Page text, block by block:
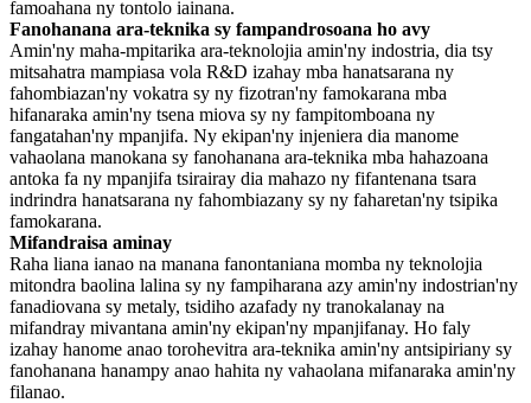
famoahana ny tontolo iainana.
Fanohanana ara-teknika sy fampandrosoana ho avy
Amin'ny maha-mpitarika ara-teknolojia amin'ny indostria, dia tsy
mitsahatra mampiasa vola R&D izahay mba hanatsarana ny
fahombiazan'ny vokatra sy ny fizotran'ny famokarana mba
hifanaraka amin'ny tsena miova sy ny fampitomboana ny
fangatahan'ny mpanjifa. Ny ekipan'ny injeniera dia manome
vahaolana manokana sy fanohanana ara-teknika mba hahazoana
antoka fa ny mpanjifa tsirairay dia mahazo ny fifantenana tsara
indrindra hanatsarana ny fahombiazany sy ny faharetan'ny tsipika
famokarana.
Mifandraisa aminay
Raha liana ianao na manana fanontaniana momba ny teknolojia
mitondra baolina lalina sy ny fampiharana azy amin'ny indostrian'ny
fanadiovana sy metaly, tsidiho azafady ny tranokalanay na
mifandray mivantana amin'ny ekipan'ny mpanjifanay. Ho faly
izahay hanome anao torohevitra ara-teknika amin'ny antsipiriany sy
fanohanana hanampy anao hahita ny vahaolana mifanaraka amin'ny
filanao.